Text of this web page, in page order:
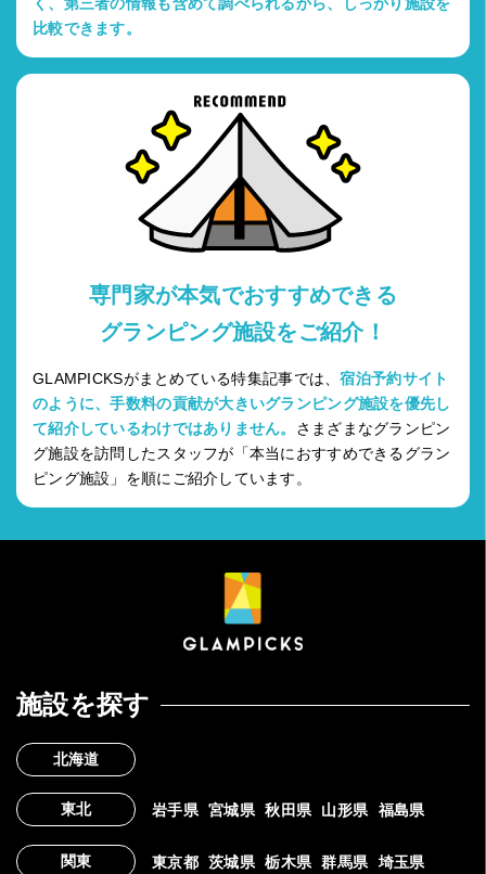
比較できます。
専門家が本気でおすすめできる
グランピング施設をご紹介！
GLAMPICKSがまとめている特集記事では、宿泊予約サイト
のように、手数料の貢献が大きいグランピング施設を優先し
て紹介しているわけではありません。 さまざまなグランピン
グ施設を訪問したスタッフが「本当におすすめできるグラン
ピング施設」を順にご紹介しています。
施設を探す
北海道
東北 岩手県 宮城県 秋田県 山形県 福島県
関東 東京都 茨城県 栃木県 群馬県 埼玉県